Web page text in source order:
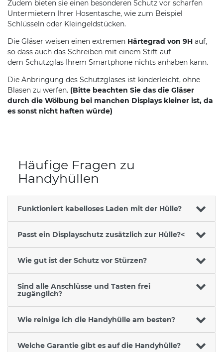
Zudem bieten sie einen besonderen Schutz vor scharfen
Untermietern Ihrer Hosentasche, wie zum Beispiel
Schlüsseln oder Kleingeldstücken.
Die Gläser weisen einen extremen Härtegrad von 9H auf,
so dass auch das Schreiben mit einem Stift auf
dem Schutzglas Ihrem Smartphone nichts anhaben kann.
Die Anbringung des Schutzglases ist kinderleicht, ohne
Blasen zu werfen. (Bitte beachten Sie das die Gläser
durch die Wölbung bei manchen Displays kleiner ist, da
es sonst nicht haften würde)
Häufige Fragen zu
Handyhüllen
Funktioniert kabelloses Laden mit der Hülle?
Passt ein Displayschutz zusätzlich zur Hülle?<
Wie gut ist der Schutz vor Stürzen?
Sind alle Anschlüsse und Tasten frei
zugänglich?
Wie reinige ich die Handyhülle am besten?
Welche Garantie gibt es auf die Handyhülle?